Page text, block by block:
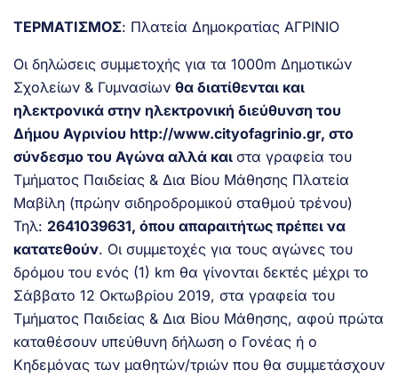
ΤΕΡΜΑΤΙΣΜΟΣ: Πλατεία Δημοκρατίας ΑΓΡΙΝΙΟ
Οι δηλώσεις συμμετοχής για τα 1000m Δημοτικών
Σχολείων & Γυμνασίων θα διατίθενται και
ηλεκτρονικά στην ηλεκτρονική διεύθυνση του
Δήμου Αγρινίου http://www.cityofagrinio.gr, στο
σύνδεσμο του Αγώνα αλλά και στα γραφεία του
Τμήματος Παιδείας & Δια Βίου Μάθησης Πλατεία
Μαβίλη (πρώην σιδηροδρομικού σταθμού τρένου)
Τηλ: 2641039631, όπου απαραιτήτως πρέπει να
κατατεθούν. Οι συμμετοχές για τους αγώνες του
δρόμου του ενός (1) km θα γίνονται δεκτές μέχρι το
Σάββατο 12 Οκτωβρίου 2019, στα γραφεία του
Τμήματος Παιδείας & Δια Βίου Μάθησης, αφού πρώτα
καταθέσουν υπεύθυνη δήλωση ο Γονέας ή ο
Κηδεμόνας των μαθητών/τριών που θα συμμετάσχουν